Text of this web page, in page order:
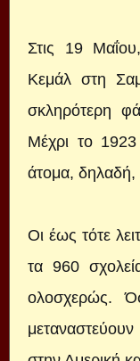
Στις 19
Κεμάλ στη
σκληρότερη
Μέχρι το
άτομα, δηλαδή,
Οι έως τότε
τα 960
ολοσχερώς.